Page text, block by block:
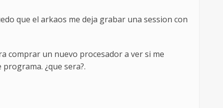
que el arkaos me deja grabar una session con
comprar un nuevo procesador a ver si me
¿que sera?.